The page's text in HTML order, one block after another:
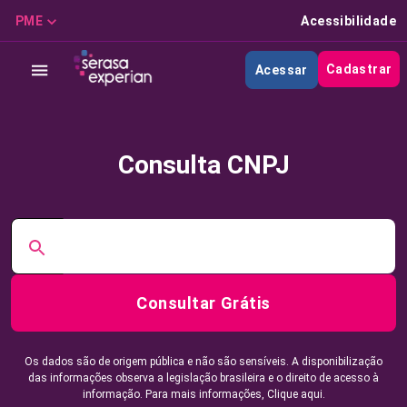
PME Acessibilidade
Acessar Cadastrar
Consulta CNPJ
Consultar Grátis
Os dados são de origem pública e não são sensíveis. A disponibilização
das informações observa a legislação brasileira e o direito de acesso à
informação. Para mais informações, Clique aqui.